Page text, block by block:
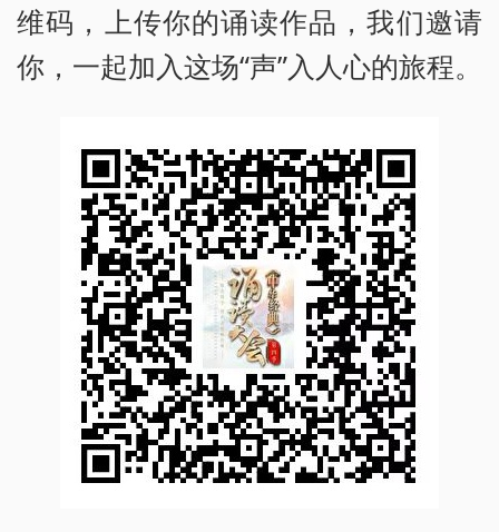
维码，上传你的诵读作品，我们邀请
你，一起加入这场“声”入人心的旅程。